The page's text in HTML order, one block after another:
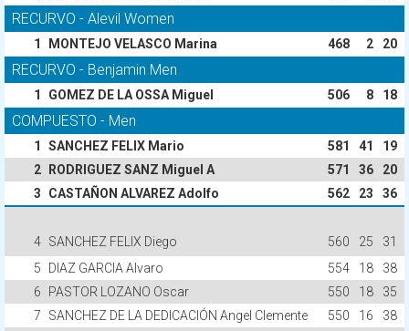
RECURVO - Alevil Women
1 MONTEJO VELASCO Marina 468 2 20
RECURVO - Benjamin Men
1 GOMEZ DE LA OSSA Miguel 506 8 18
COMPUESTO - Men
1 SANCHEZ FELIX Mario 581 41
19
2
RODRIGUEZ SANZ Miguel A 571 36
20
3
CASTAÑON ALVAREZ Adolfo 562 23 36
4 SANCHEZ FELIX Diego 560 25
31
5
DIAZ GARCIA Alvaro 554 18
38
6
PASTOR LOZANO Oscar 550 18
35
7
SANCHEZ DE LA DEDICACIÓN Angel Clemente 550 16
38